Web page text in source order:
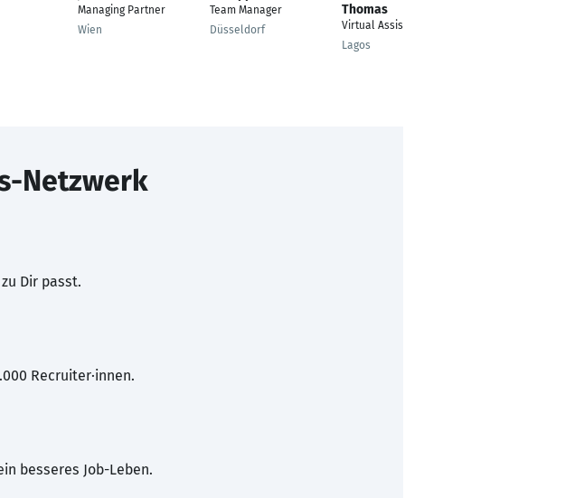
Managing Partner
Wien
Team Manager
Düsseldorf
Thomas
Virtual Assistant
Lagos
Netzwerk
Dir passt.
Recruiter·innen.
besseres Job-Leben.